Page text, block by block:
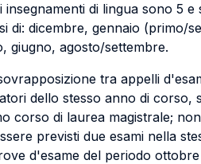
insegnamenti di lingua sono 5 e
di: dicembre, gennaio (primo/
giugno, agosto/settembre.
tra appelli
dello stesso anno di corso,
corso di laurea magistrale;
previsti due esami nella
d'esame del periodo